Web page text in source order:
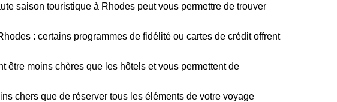
saison touristique à Rhodes peut vous permettre de trouver
: certains programmes de fidélité ou cartes de crédit offrent
être moins chères que les hôtels et vous permettent de
chers que de réserver tous les éléments de votre voyage